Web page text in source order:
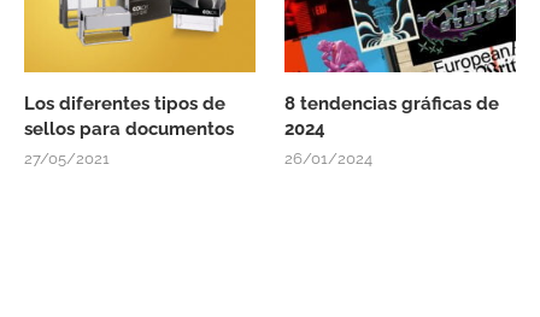
Los diferentes tipos de
sellos para documentos
27/05/2021
8 tendencias gráficas de
2024
26/01/2024